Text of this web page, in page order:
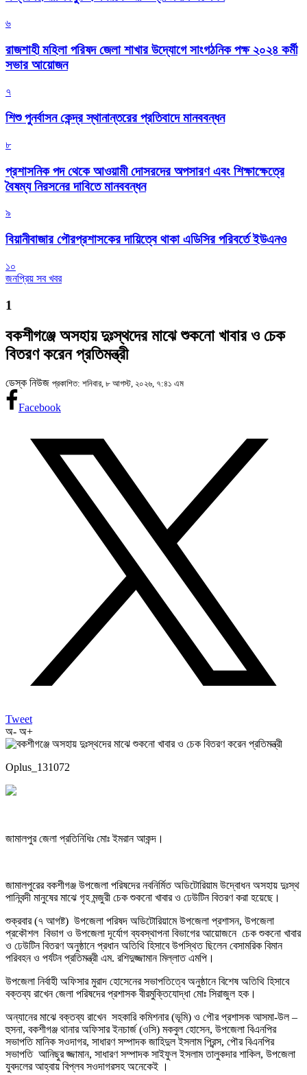
৬
রাজশাহী মহিলা পরিষদ জেলা শাখার উদ্যোগে সাংগঠনিক পক্ষ ২০২৪ কর্মী
সভার আয়োজন
৭
শিশু পুনর্বাসন কেন্দ্র স্থানান্তরের প্রতিবাদে মানববন্ধন
৮
প্রশাসনিক পদ থেকে আওয়ামী দোসরদের অপসারণ এবং শিক্ষাক্ষেত্রে
বৈষম্য নিরসনের দাবিতে মানববন্ধন
৯
বিয়ানীবাজার পৌরপ্রশাসকের দায়িত্বে থাকা এডিসির পরিবর্তে ইউএনও
১০
জনপ্রিয় সব খবর
1
বকশীগঞ্জে অসহায় দুঃস্থদের মাঝে শুকনো খাবার ও চেক
বিতরণ করেন প্রতিমন্ত্রী
ডেস্ক নিউজ প্রকাশিত: শনিবার, ৮ আগস্ট, ২০২৬, ৭:৪১ এম
Facebook
Tweet
অ- অ+
Oplus_131072
জামালপুর জেলা প্রতিনিধিঃ মোঃ ইমরান আকন্দ।
জামালপুরের বকশীগঞ্জ উপজেলা পরিষদের নবনির্মিত অডিটোরিয়াম উদ্বোধন অসহায় দুঃস্থ
পানিবন্দী মানুষের মাঝে গৃহ মন্জুরী চেক শুকনো খাবার ও ঢেউটিন বিতরণ করা হয়েছে।
শুক্রবার (৭ আগষ্ট) উপজেলা পরিষদ অডিটোরিয়ামে উপজেলা প্রশাসন, উপজেলা
প্রকৌশল বিভাগ ও উপজেলা দূর্যোগ ব্যবস্থাপনা বিভাগের আয়োজনে চেক শুকনো খাবার
ও ঢেউটিন বিতরণ অনুষ্ঠানে প্রধান অতিথি হিসাবে উপস্থিত ছিলেন বেসামরিক বিমান
পরিবহন ও পর্যটন প্রতিমন্ত্রী এম. রশিদুজ্জামান মিল্লাত এমপি।
উপজেলা নির্বাহী অফিসার মুরাদ হোসেনের সভাপতিত্বে অনুষ্ঠানে বিশেষ অতিথি হিসাবে
বক্তব্য রাখেন জেলা পরিষদের প্রশাসক বীরমুক্তিযোদ্ধা মোঃ সিরাজুল হক।
অন্যানের মাঝে বক্তব্য রাখেন সহকারি কমিশনার (ভূমি) ও পৌর প্রশাসক আসমা-উল –
হুসনা, বকশীগঞ্জ থানার অফিসার ইনচার্জ (ওসি) মকবুল হোসেন, উপজেলা বিএনপির
সভাপতি মানিক সওদাগর, সাধারণ সম্পাদক জাহিদুল ইসলাম প্রিন্স, পৌর বিএনপির
সভাপতি আনিছুর জ্জামান, সাধারণ সম্পাদক সাইফুল ইসলাম তালুকদার শাকিল, উপজেলা
যুবদলের আহ্বায় বিপ্লব সওদাগরসহ অনেকেই ।